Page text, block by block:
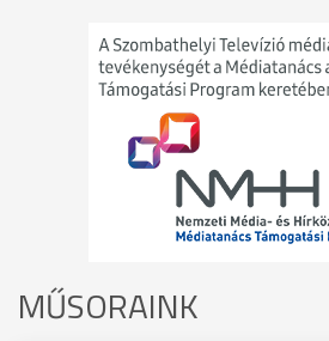
MŰSORAINK